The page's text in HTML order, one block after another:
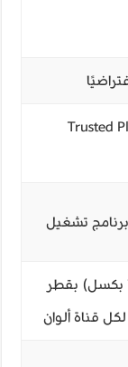
Trusted
تشغيل
شاشة عالية الدقة (720 بكسل) بقطر